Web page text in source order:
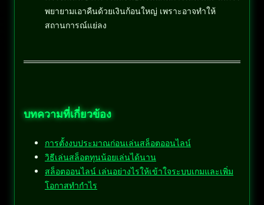
พยายามเอาคืนด้วยเงินก้อนใหญ่ เพราะอาจทำให้
สถานการณ์แย่ลง
บทความที่เกี่ยวข้อง
การตั้งงบประมาณก่อนเล่นสล็อตออนไลน์
วิธีเล่นสล็อตทุนน้อยเล่นได้นาน
สล็อตออนไลน์ เล่นอย่างไรให้เข้าใจระบบเกมและเพิ่ม
โอกาสทำกำไร